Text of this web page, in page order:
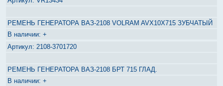
РЕМЕНЬ ГЕНЕРАТОРА ВАЗ-2108 VOLRAM AVX10X715 ЗУБЧАТЫЙ
+
2108-3701720
РЕМЕНЬ ГЕНЕРАТОРА ВАЗ-2108 БРТ 715 ГЛАД.
+